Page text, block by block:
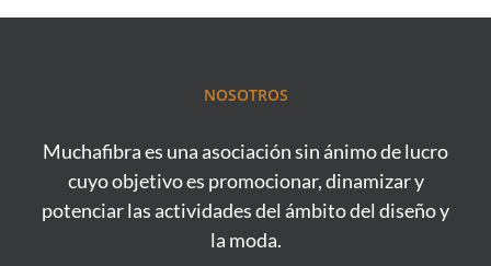
NOSOTROS
Muchafibra es una asociación sin ánimo de lucro
cuyo objetivo es promocionar, dinamizar y
potenciar las actividades del ámbito del diseño y
la moda.